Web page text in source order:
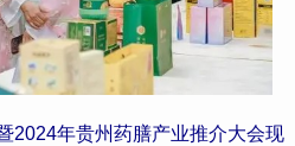
2024年贵州药膳产业推介大会现